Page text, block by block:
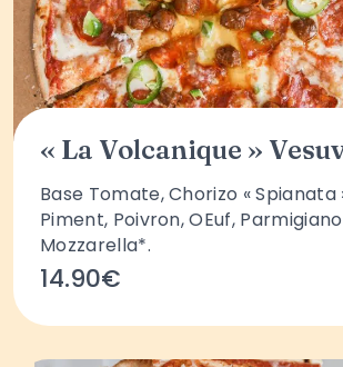
« La Volcanique »
Base Tomate, Chorizo « Spianata
Piment, Poivron, OEuf,
Mozzarella*.
14.90€